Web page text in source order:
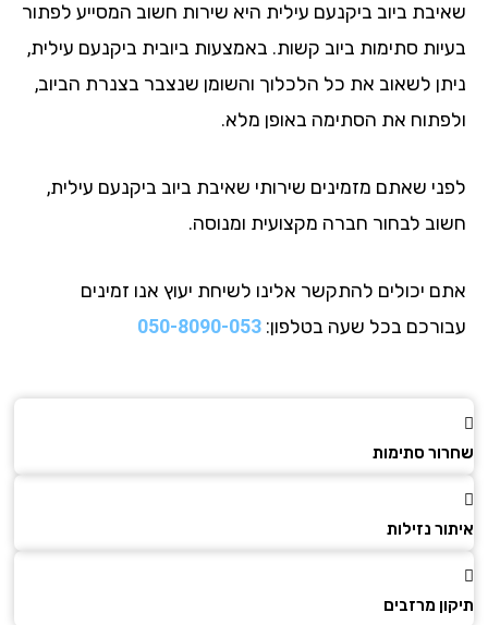
ביוב ביקנעם עילית היא שירות חשוב המסייע לפתור
סתימות ביוב קשות. באמצעות ביובית ביקנעם עילית,
לשאוב את כל הלכלוך והשומן שנצבר בצנרת הביוב,
את הסתימה באופן מלא.
שאתם מזמינים שירותי שאיבת ביוב ביקנעם עילית,
לבחור חברה מקצועית ומנוסה.
יכולים להתקשר אלינו לשיחת יעוץ אנו זמינים
בכל שעה בטלפון:050-8090-053
סתימות
נזילות
מרזבים